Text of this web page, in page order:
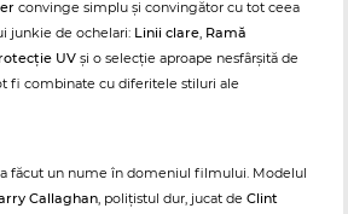
convinge simplu și convingător cu tot ceea
junkie de ochelari: Linii clare, Ramă
UV și o selecție aproape nesfârșită de
fi combinate cu diferitele stiluri ale
făcut un nume în domeniul filmului. Modelul
Callaghan, polițistul dur, jucat de Clint